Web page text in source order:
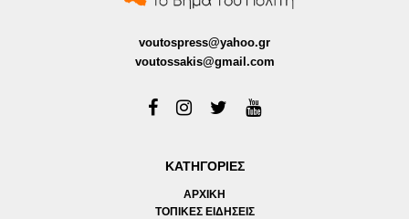
voutospress@yahoo.gr
voutossakis@gmail.com
ΚΑΤΗΓΟΡΙΕΣ
ΑΡΧΙΚΗ
ΤΟΠΙΚΕΣ ΕΙΔΗΣΕΙΣ